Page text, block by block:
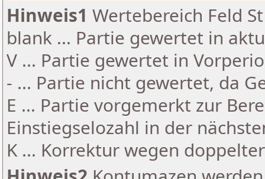
Hinweis1 Wertebereich Feld
blank ... Partie gewertet in
V ... Partie gewertet in
- ... Partie nicht gewertet, da
E ... Partie vorgemerkt zur
Einstiegselozahl in der
K ... Korrektur wegen